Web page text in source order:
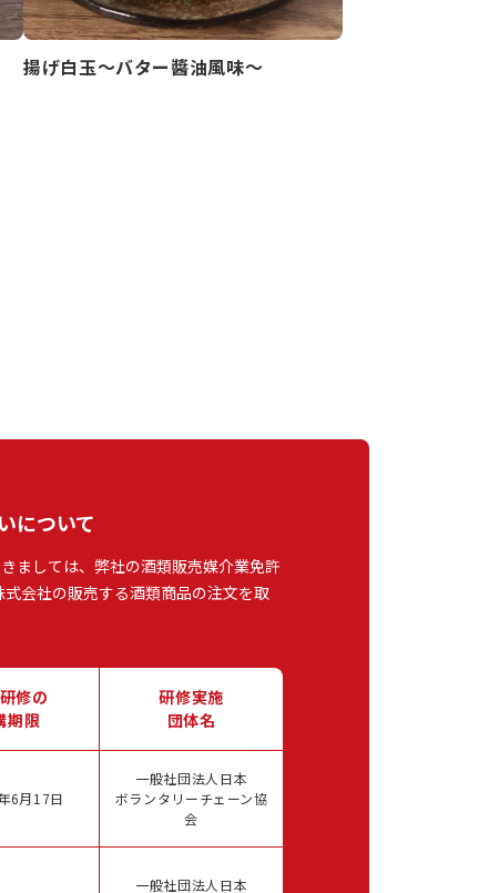
揚げ白玉～バター醬油風味～
について
ましては、弊社の酒類販売媒介業免許
会社の販売する酒類商品の注文を取
修の
期限
研修実施
団体名
6月17日
一般社団法人日本
ボランタリーチェーン協
会
一般社団法人日本